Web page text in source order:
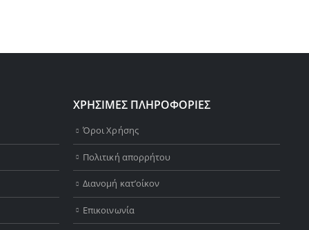
ΧΡΗΣΙΜΕΣ ΠΛΗΡΟΦΟΡΙΕΣ
Όροι Χρήσης
Πολιτική απορρήτου
Διανομή κατ’οίκον
Επικοινωνία